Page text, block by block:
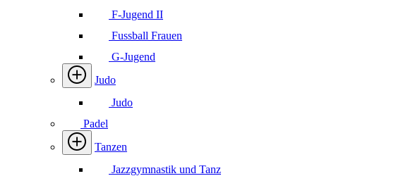
F-Jugend II
Fussball Frauen
G-Jugend
Judo
Judo
Padel
Tanzen
Jazzgymnastik und Tanz